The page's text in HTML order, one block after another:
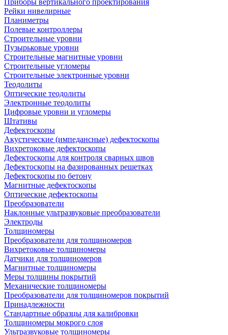
Приборы вертикального проектирования
Рейки нивелирные
Планиметры
Полевые контроллеры
Строительные уровни
Пузырьковые уровни
Строительные магнитные уровни
Строительные угломеры
Строительные электронные уровни
Теодолиты
Оптические теодолиты
Электронные теодолиты
Цифровые уровни и угломеры
Штативы
Дефектоскопы
Акустические (импедансные) дефектоскопы
Вихретоковые дефектоскопы
Дефектоскопы для контроля сварных швов
Дефектоскопы на фазированных решетках
Дефектоскопы по бетону
Магнитные дефектоскопы
Оптические дефектоскопы
Преобразователи
Наклонные ультразвуковые преобразователи
Электроды
Толщиномеры
Преобразователи для толщиномеров
Вихретоковые толщиномеры
Датчики для толщиномеров
Магнитные толщиномеры
Меры толщины покрытий
Механические толщиномеры
Преобразователи для толщиномеров покрытий
Принадлежности
Стандартные образцы для калибровки
Толщиномеры мокрого слоя
Ультразвуковые толщиномеры